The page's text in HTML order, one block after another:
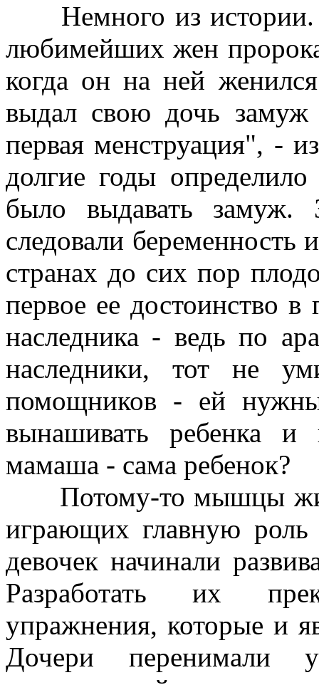
Немного из истории.
любимейших жен
когда он на ней
выдал свою дочь замуж
первая менструация", -
долгие годы
было выдавать замуж.
следовали беременность
странах до сих пор
первое ее достоинство
наследника - ведь по
наследники, тот не
помощников - ей
вынашивать ребенка и
мамаша - сама ребенок?
Потому-то мышцы
играющих главную роль
девочек начинали
Разработать их
упражнения, которые и
Дочери перенимали